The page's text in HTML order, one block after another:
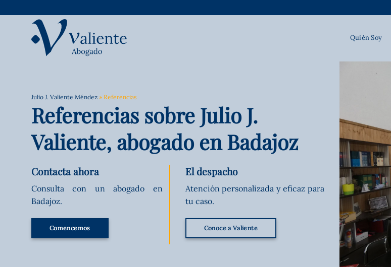
contenido
Quién Soy
Julio J. Valiente Méndez » Referencias
Referencias sobre Julio J.
Valiente, abogado en Badajoz
Contacta ahora
Consulta con un abogado en
Badajoz.
Comencemos
El despacho
Atención personalizada y eficaz para
tu caso.
Conoce a Valiente